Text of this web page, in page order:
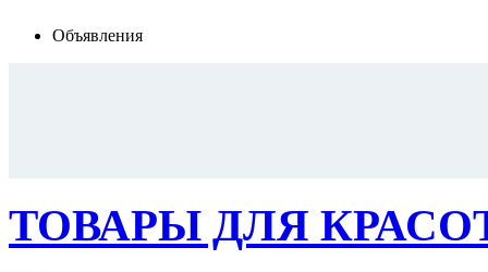
Объявления
ТОВАРЫ ДЛЯ